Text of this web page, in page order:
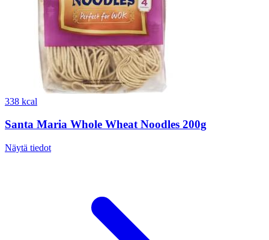
338 kcal
Santa Maria Whole Wheat Noodles 200g
Näytä tiedot